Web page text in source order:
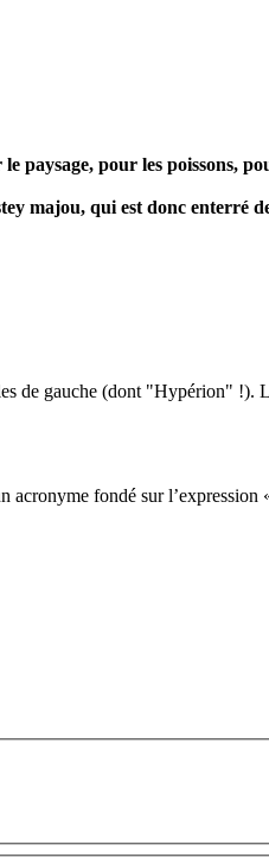
paysage, pour les poissons,
majou, qui est donc enterré
de gauche (dont "Hypérion" !).
fondé sur l’expression